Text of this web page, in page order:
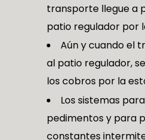
transporte llegue a
patio regulador por
Aún y cuando el
al patio regulador,
los cobros por la
Los sistemas
pedimentos y para
constantes